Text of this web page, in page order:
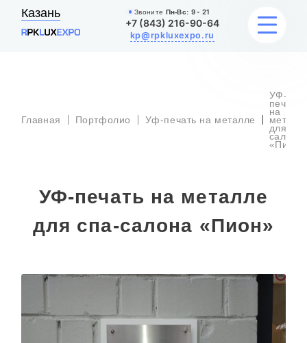
Казань Звоните Пн-Вс: 9 - 21
+7 (843) 216-90-64
kp@rpkluxexpo.ru
БЛОГ
О КОМПАНИИ
Главная Портфолио Уф-печать на металле
УФ-
печать
на
для
салона
«Пион»
УФ-печать на металле
для спа-салона «Пион»